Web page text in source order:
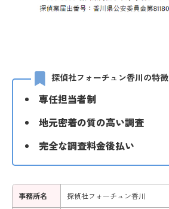
探偵社フォーチュン香川の特徴
専任担当者制
地元密着の質の高い調査
完全な調査料金後払い
事務所名 探偵社フォーチュン香川